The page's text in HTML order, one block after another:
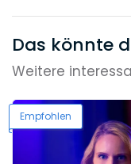
Das könnte
Weitere
Empfohlen